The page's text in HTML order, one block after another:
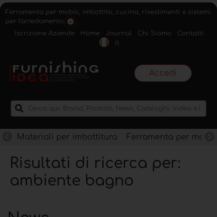
Ferramenta per mobili, imbottito, cucina, rivestimenti e sistemi
per l'arredamento.
Iscrizione Aziende
Home Journal Chi Siamo
Contatti
it
Accedi
Materiali per imbottitura Ferramenta per mobili
Risultati di ricerca per:
ambiente bagno